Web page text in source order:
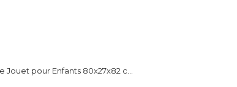
Jouet pour Enfants 80x27x82 c...